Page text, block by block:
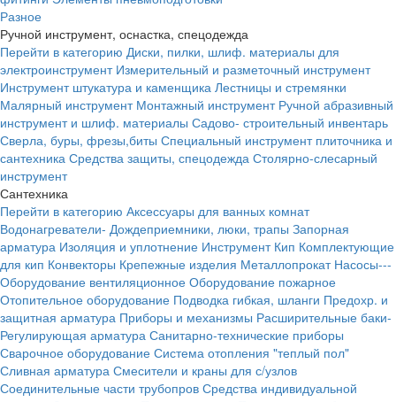
Разное
Ручной инструмент, оснастка, спецодежда
Перейти в категорию Диски, пилки, шлиф. материалы для
электроинструмент Измерительный и разметочный инструмент
Инструмент штукатура и каменщика Лестницы и стремянки
Малярный инструмент Монтажный инструмент Ручной абразивный
инструмент и шлиф. материалы Садово- строительный инвентарь
Сверла, буры, фрезы,биты Специальный инструмент плиточника и
сантехника Средства защиты, спецодежда Столярно-слесарный
инструмент
Сантехника
Перейти в категорию Аксессуары для ванных комнат
Водонагреватели- Дождеприемники, люки, трапы Запорная
арматура Изоляция и уплотнение Инструмент Кип Комплектующие
для кип Конвекторы Крепежные изделия Металлопрокат Насосы---
Оборудование вентиляционное Оборудование пожарное
Отопительное оборудование Подводка гибкая, шланги Предохр. и
защитная арматура Приборы и механизмы Расширительные баки-
Регулирующая арматура Санитарно-технические приборы
Сварочное оборудование Система отопления "теплый пол"
Сливная арматура Смесители и краны для с/узлов
Соединительные части трубопров Средства индивидуальной